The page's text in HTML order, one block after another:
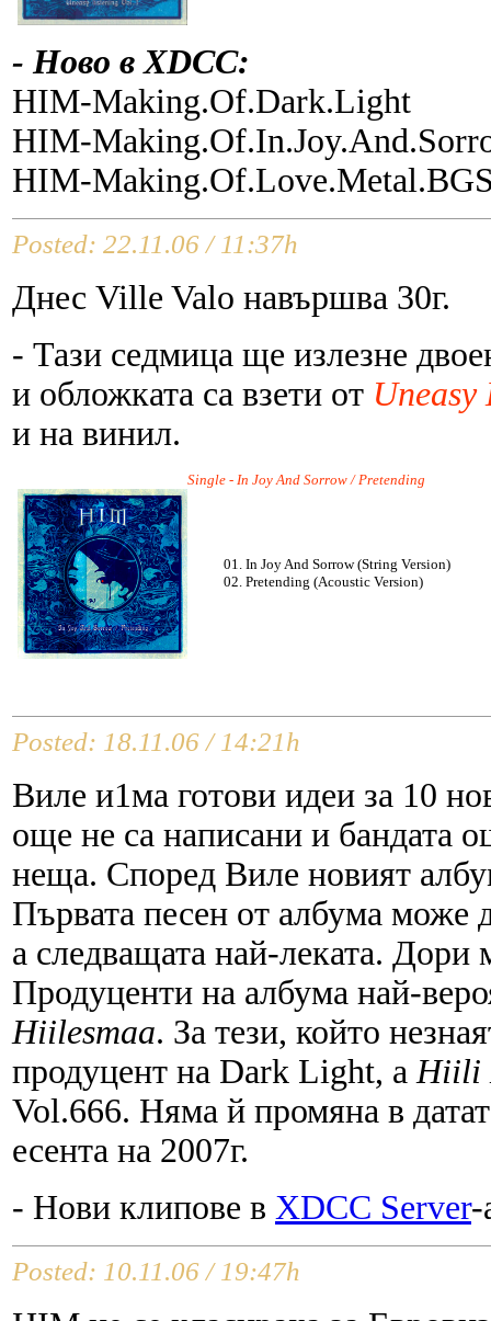
- Ново в XDCC:
HIM-Making.Of.Dark.Light
HIM-
HIM-
Posted: 22.11.06 / 11:37h
Днес Ville Valo навършва 30г.
- Тази седмица ще излезне
и обложката са взети от
и на винил.
Single - In Joy And Sorrow / Pretending
01. In Joy And Sorrow (String Version)
02. Pretending (Acoustic Version)
Posted: 18.11.06 / 14:21h
Виле и1ма готови идеи за 10
още не са написани и бандата
неща. Според Виле новият
Първата песен от албума може
а следващата най-леката. Дори
Продуценти на албума най-
Hiilesmaa. За тези, който
продуцент на Dark Light, а Hiili
Vol.666. Няма й промяна в
есента на 2007г.
- Нови клипове в XDCC Server-
Posted: 10.11.06 / 19:47h